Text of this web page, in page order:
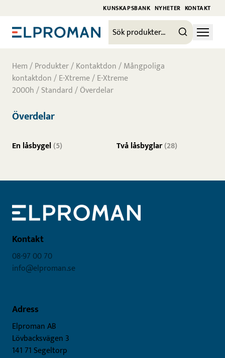
KUNSKAPSBANK NYHETER KONTAKT
Hem/Produkter/Kontaktdon/Mångpoliga
kontaktdon/E-Xtreme/E-Xtreme
2000h/Standard/ Överdelar
Överdelar
En låsbygel(5) Två låsbyglar(28)
Kontakt
08-97 00 70
info@elproman.se
Adress
Elproman AB
Lövbacksvägen 3
141 71 Segeltorp